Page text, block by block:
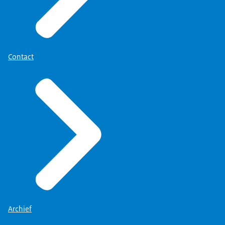
Contact
Archief